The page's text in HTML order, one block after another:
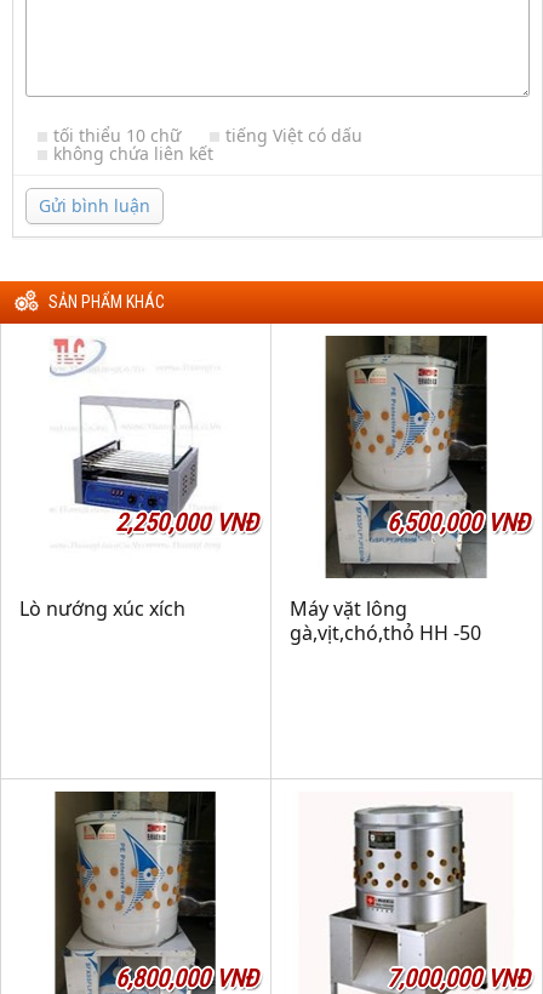
tối thiểu 10 chữ tiếng Việt có dấu
không chứa liên kết
Gửi bình luận
SẢN PHẨM KHÁC
2,250,000 VNĐ
Lò nướng xúc xích
6,500,000 VNĐ
Máy vặt lông
gà,vịt,chó,thỏ HH -50
6,800,000 VNĐ 7,000,000 VNĐ